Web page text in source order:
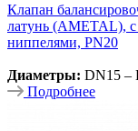
Клапан
латунь (AMETAL),
ниппелями, PN20
Диаметры: DN15 –
Подробнее